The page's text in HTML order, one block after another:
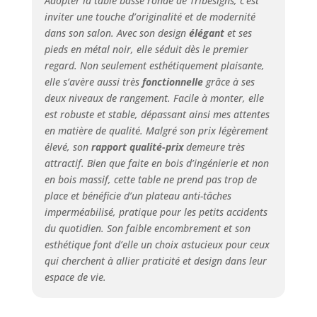
qualité supérieure,
cette table basse
circulaire est
conçue pour durer.
Le plateau de table
est fait de bois
d'ingénierie
épaissi de haute
qualité,
garantissant
durabilité et
longévité, tandis
que la base est
robuste et en
métal, offrant une
base stable qui
peut résister à une
utilisation
inviter une touche d’originalité et de modernité
dans son salon. Avec son design élégantet ses
pieds en métal noir, elle séduit dès le premier
regard. Non seulement esthétiquement plaisante,
elle s’avère aussi très fonctionnellegrâce à ses
deux niveaux de rangement. Facile à monter, elle
est robuste et stable, dépassant ainsi mes attentes
en matière de qualité. Malgré son prix légèrement
élevé, son rapport qualité-prixdemeure très
attractif. Bien que faite en bois d’ingénierie et non
en bois massif, cette table ne prend pas trop de
place et bénéficie d’un plateau anti-tâches
imperméabilisé, pratique pour les petits accidents
du quotidien. Son faible encombrement et son
esthétique font d’elle un choix astucieux pour ceux
qui cherchent à allier praticité et design dans leur
espace de vie.